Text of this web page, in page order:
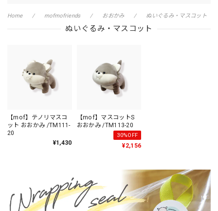
Home mofmofriends おおかみ ぬいぐるみ・マスコット
ぬいぐるみ・マスコット
【mof】テノリマスコ
ット おおかみ /TM111-
20
¥1,430
【mof】マスコットS
おおかみ /TM113-20
30%OFF
¥2,156